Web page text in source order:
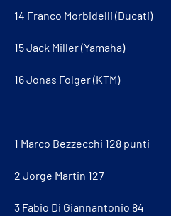
14 Franco Morbidelli (Ducati)
15 Jack Miller (Yamaha)
16 Jonas Folger (KTM)
1 Marco Bezzecchi 128 punti
2 Jorge Martin 127
3 Fabio Di Giannantonio 84